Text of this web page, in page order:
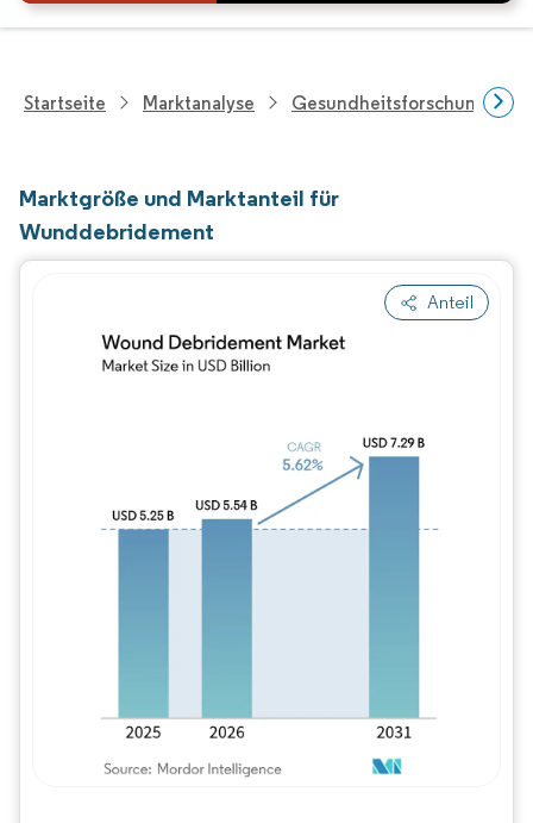
Startseite Marktanalyse Gesundheitsforschung
Marktgröße und Marktanteil für
Wunddebridement
Anteil